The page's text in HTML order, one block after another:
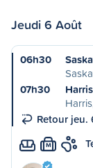
Jeudi 6 Août
06h30
07h30
Harris
Retour jeu.
M